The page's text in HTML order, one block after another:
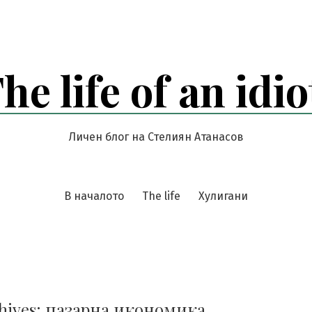
life of an
Личен блог на Стелиян Атанасов
В началото The life Хулигани